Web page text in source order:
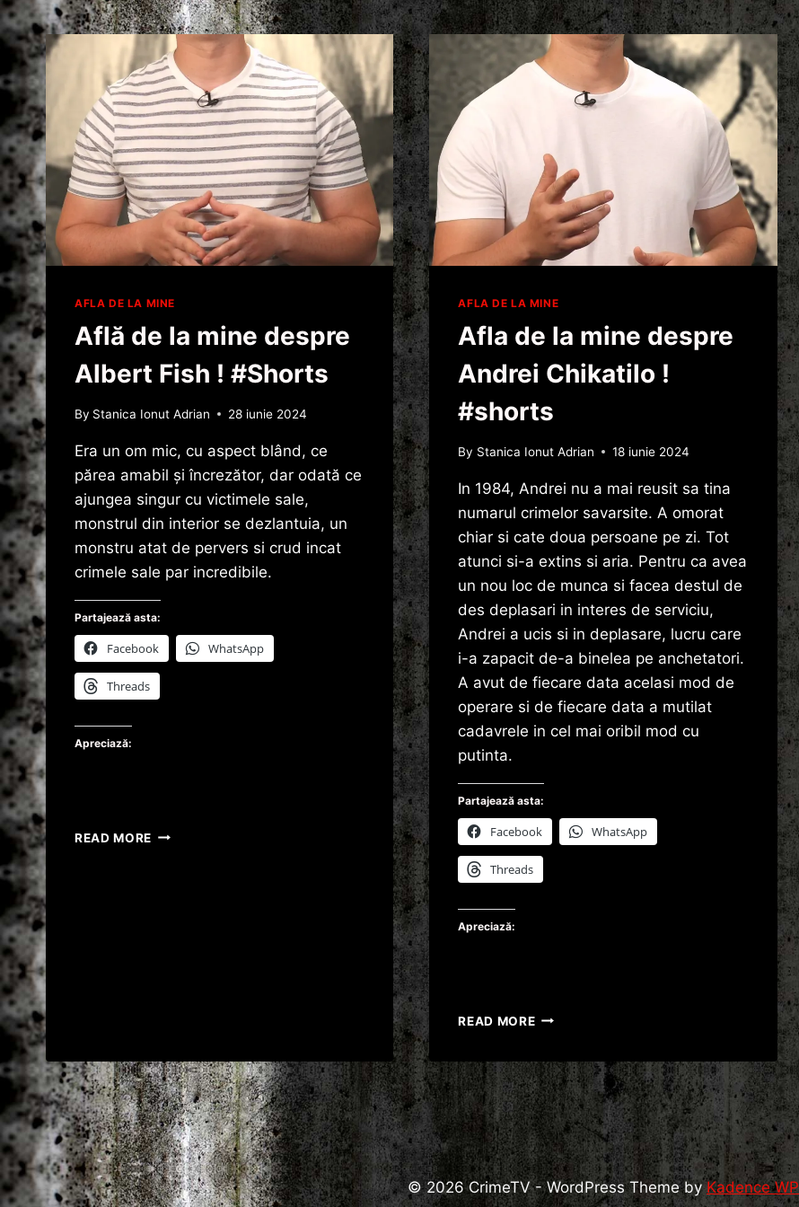
AFLA DE LA MINE
Află de la mine despre
Albert Fish ! #Shorts
By Stanica Ionut Adrian 28 iunie 2024
Era un om mic, cu aspect blând, ce
părea amabil și încrezător, dar odată ce
ajungea singur cu victimele sale,
monstrul din interior se dezlantuia, un
monstru atat de pervers si crud incat
crimele sale par incredibile.
Partajează asta:
Facebook WhatsApp
Threads
Apreciază:
READ MORE AFLĂ
AFLA DE LA MINE
Afla de la mine despre
Andrei Chikatilo !
#shorts
By Stanica Ionut Adrian 18 iunie 2024
In 1984, Andrei nu a mai reusit sa tina
numarul crimelor savarsite. A omorat
chiar si cate doua persoane pe zi. Tot
atunci si-a extins si aria. Pentru ca avea
un nou loc de munca si facea destul de
des deplasari in interes de serviciu,
Andrei a ucis si in deplasare, lucru care
i-a zapacit de-a binelea pe anchetatori.
A avut de fiecare data acelasi mod de
operare si de fiecare data a mutilat
cadavrele in cel mai oribil mod cu
putinta.
Partajează asta:
Facebook WhatsApp
Threads
Apreciază:
READ MOREAFLA
MINE
DESPRE
ANDREI
CHIKATILO
!
#SHORTS
© 2026 CrimeTV - WordPress Theme byKadence WP